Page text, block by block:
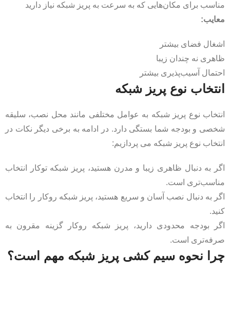
مناسب برای مکان‌هایی که به سرعت به پریز شبکه نیاز دارید
معایب:
اشغال فضای بیشتر
ظاهری نه چندان زیبا
احتمال آسیب‌پذیری بیشتر
انتخاب نوع پریز شبکه
انتخاب نوع پریز شبکه به عوامل مختلفی مانند محل نصب، سلیقه
شخصی و بودجه شما بستگی دارد. در ادامه به برخی دیگر نکات در
انتخاب نوع پریز شبکه می پردازیم:
اگر به دنبال ظاهری زیبا و مدرن هستید، پریز شبکه توکار انتخاب
مناسب‌تری است.
اگر به دنبال نصب آسان و سریع هستید، پریز شبکه روکار را انتخاب
کنید.
اگر بودجه محدودی دارید، پریز شبکه روکار گزینه مقرون به
صرفه‌تری است.
چرا نحوه سیم کشی پریز شبکه مهم است؟